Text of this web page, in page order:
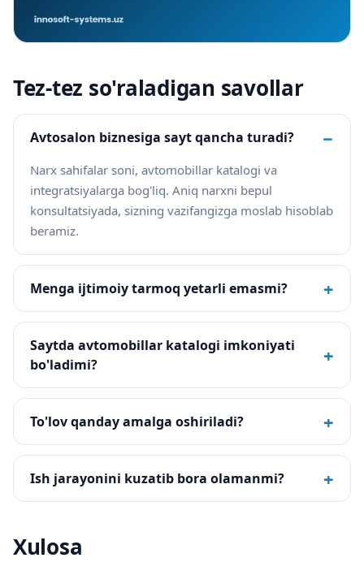
Tez-tez so'raladigan savollar
Avtosalon biznesiga sayt qancha turadi? −
Narx sahifalar soni, avtomobillar katalogi va
integratsiyalarga bog'liq. Aniq narxni bepul
konsultatsiyada, sizning vazifangizga moslab hisoblab
beramiz.
Menga ijtimoiy tarmoq yetarli emasmi? +
Saytda avtomobillar katalogi imkoniyati
bo'ladimi?
+
To'lov qanday amalga oshiriladi? +
Ish jarayonini kuzatib bora olamanmi? +
Xulosa